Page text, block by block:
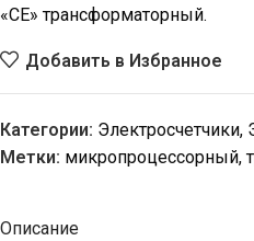
«СЕ» трансформаторный.
Добавить в Избранное
Категории: Электросчетчики,
Метки: микропроцессорный,
Описание